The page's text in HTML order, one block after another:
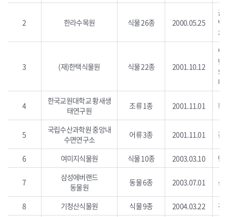
2 한라수목원 식물 26종 2000.05.25
금
백
차
3 (재)한택식물원 식물 22종 2001.10.12
털
단
의
미
4
한국교원대학교 황새생
태연구원
조류 1종 2001.11.01 황
5
국립수산과학원 중앙내
수면연구소
어류 3종 2001.11.01 감
6 여미지식물원 식물 10종 2003.03.10 만
7
삼성에버랜드
동물원
동물 6종 2003.07.01 산
8 기청산식물원 식물 9종 2004.03.22 갯